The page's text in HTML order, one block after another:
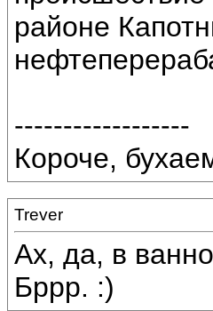
районе
------------------
Короче,
Trever
Ах, да, в
Бррр. :)